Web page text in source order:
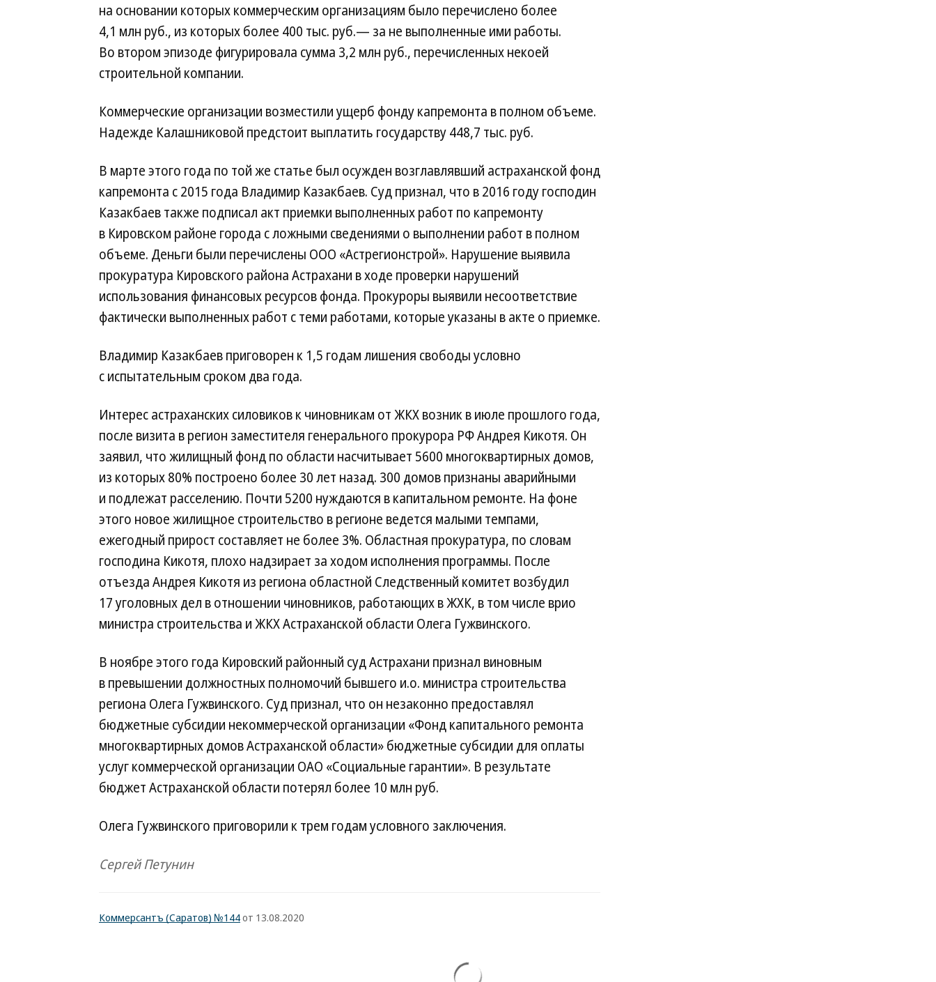
на основании которых коммерческим организациям было перечислено более
4,1 млн руб., из которых более 400 тыс. руб.— за не выполненные ими работы.
Во втором эпизоде фигурировала сумма 3,2 млн руб., перечисленных некоей
строительной компании.
Коммерческие организации возместили ущерб фонду капремонта в полном объеме.
Надежде Калашниковой предстоит выплатить государству 448,7 тыс. руб.
В марте этого года по той же статье был осужден возглавлявший астраханской фонд
капремонта с 2015 года Владимир Казакбаев. Суд признал, что в 2016 году господин
Казакбаев также подписал акт приемки выполненных работ по кап­ремонту
в Кировском районе города с ложными сведениями о выполнении работ в полном
объеме. Деньги были перечислены ООО «Астрегионстрой». Нарушение выявила
прокуратура Кировского района Астрахани в ходе проверки нарушений
использования финансовых ресурсов фонда. Прокуроры выявили несоответствие
фактически выполненных работ с теми работами, которые указаны в акте о приемке.
Владимир Казакбаев приговорен к 1,5 годам лишения свободы условно
с испытательным сроком два ­года.
Интерес астраханских силовиков к чиновникам от ЖКХ возник в июле прошлого года,
после визита в регион заместителя генерального прокурора РФ Андрея Кикотя. Он
заявил, что жилищный фонд по области насчитывает 5600 многоквартирных домов,
из которых 80% построено более 30 лет назад. 300 домов признаны аварийными
и подлежат расселению. Почти 5200 нуждаются в капитальном ремонте. На фоне
этого новое жилищное строительство в регионе ведется малыми темпами,
ежегодный прирост составляет не более 3%. Областная прокуратура, по словам
господина Кикотя, плохо надзирает за ходом исполнения программы. После
отъезда Андрея Кикотя из региона областной Следственный комитет возбудил
17 уголовных дел в отношении чиновников, работающих в ЖХК, в том числе врио
министра строительства и ЖКХ Астраханской области Олега Гужвинского.
В ноябре этого года Кировский районный суд Астрахани признал виновным
в превышении должностных полномочий бывшего и.о. министра строительства
региона Олега Гужвинского. Суд признал, что он незаконно предоставлял
бюджетные субсидии некоммерческой организации «Фонд капитального ремонта
многоквартирных домов Астраханской области» бюджетные субсидии для оплаты
услуг коммерческой организации ОАО «Социальные гарантии». В результате
бюджет Астраханской области потерял более 10 млн руб.
Олега Гужвинского приговорили к трем годам условного заключения.
Сергей Петунин
Коммерсантъ (Саратов) №144от 13.08.2020